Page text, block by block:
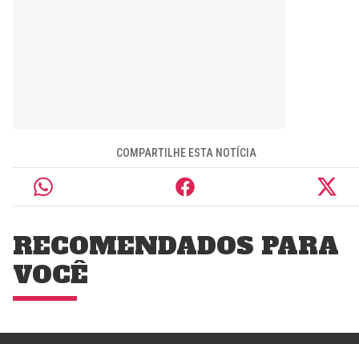
COMPARTILHE ESTA NOTÍCIA
RECOMENDADOS PARA
VOCÊ